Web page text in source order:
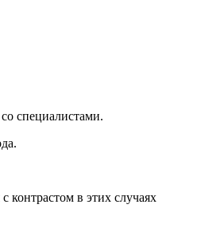
специалистами.
контрастом в этих случаях